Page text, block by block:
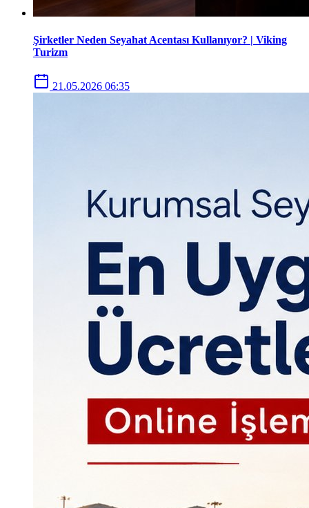
Şirketler Neden Seyahat Acentası Kullanıyor? | Viking
Turizm
21.05.2026 06:35